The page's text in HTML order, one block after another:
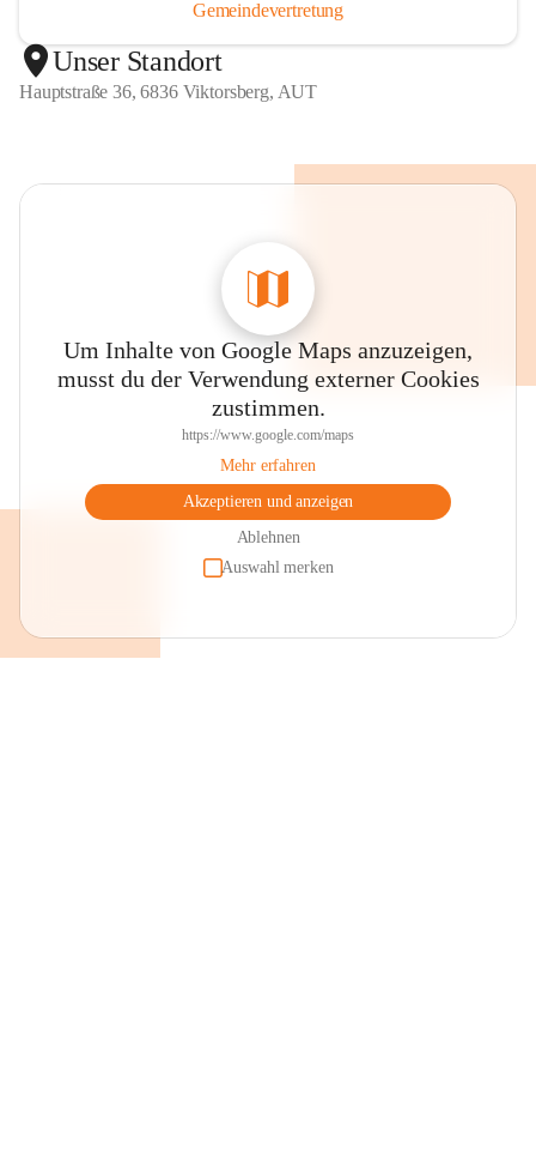
Gemeindevertretung
Unser Standort
Hauptstraße 36, 6836 Viktorsberg, AUT
Um Inhalte von Google Maps anzuzeigen,
musst du der Verwendung externer Cookies
zustimmen.
https://www.google.com/maps
Mehr erfahren
Akzeptieren und anzeigen
Ablehnen
Auswahl merken